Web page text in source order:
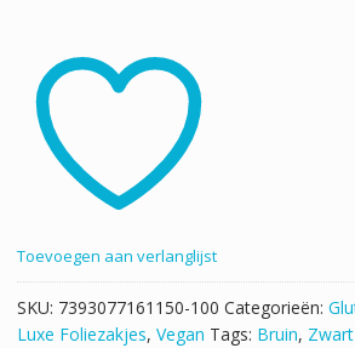
Toevoegen aan verlanglijst
SKU: 7393077161150-100 Categorieën:
Luxe Foliezakjes, Vegan Tags: Bruin, Zwart